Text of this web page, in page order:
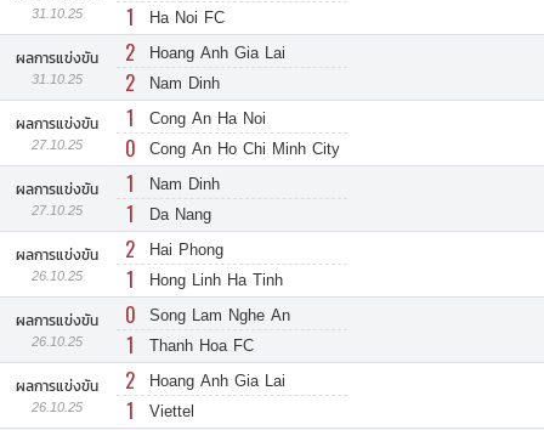
31.10.25 1 Ha Noi FC
ผลการแข่งขัน
31.10.25
2 Hoang Anh Gia Lai
2 Nam Dinh
ผลการแข่งขัน
27.10.25
1 Cong An Ha Noi
0 Cong An Ho Chi Minh City
ผลการแข่งขัน
27.10.25
1 Nam Dinh
1 Da Nang
ผลการแข่งขัน
26.10.25
2 Hai Phong
1 Hong Linh Ha Tinh
ผลการแข่งขัน
26.10.25
0 Song Lam Nghe An
1 Thanh Hoa FC
ผลการแข่งขัน
26.10.25
2 Hoang Anh Gia Lai
1 Viettel